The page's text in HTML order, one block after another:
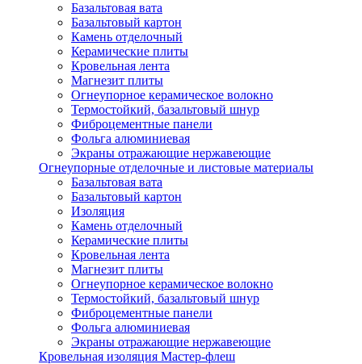
Базальтовая вата
Базальтовый картон
Камень отделочный
Керамические плиты
Кровельная лента
Магнезит плиты
Огнеупорное керамическое волокно
Термостойкий, базальтовый шнур
Фиброцементные панели
Фольга алюминиевая
Экраны отражающие нержавеющие
Огнеупорные отделочные и листовые материалы
Базальтовая вата
Базальтовый картон
Изоляция
Камень отделочный
Керамические плиты
Кровельная лента
Магнезит плиты
Огнеупорное керамическое волокно
Термостойкий, базальтовый шнур
Фиброцементные панели
Фольга алюминиевая
Экраны отражающие нержавеющие
Кровельная изоляция Мастер-флеш